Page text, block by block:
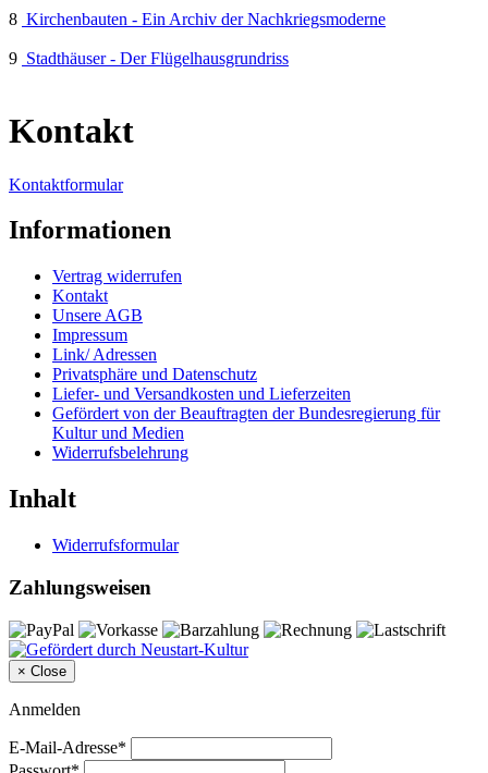
8 Kirchenbauten - Ein Archiv der Nachkriegsmoderne
9 Stadthäuser - Der Flügelhausgrundriss
Kontakt
Kontaktformular
Informationen
Vertrag widerrufen
Kontakt
Unsere AGB
Impressum
Link/ Adressen
Privatsphäre und Datenschutz
Liefer- und Versandkosten und Lieferzeiten
Gefördert von der Beauftragten der Bundesregierung für
Kultur und Medien
Widerrufsbelehrung
Inhalt
Widerrufsformular
Zahlungsweisen
× Close
Anmelden
E-Mail-Adresse*